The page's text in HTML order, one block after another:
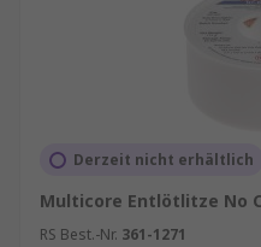
Derzeit nicht erhältlich
Multicore Entlötlitze No
RS Best.-Nr. 361-1271